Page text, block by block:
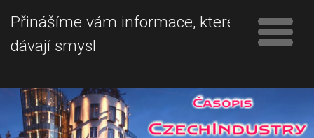
Přinášíme vám informace, které
dávají smysl